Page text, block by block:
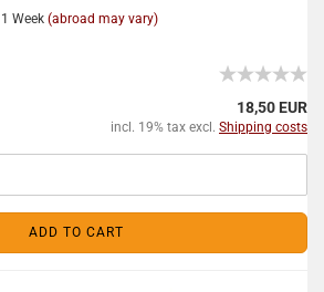
Week (abroad may vary)
18,50 EUR
incl. 19% tax excl. Shipping costs
ADD TO CART